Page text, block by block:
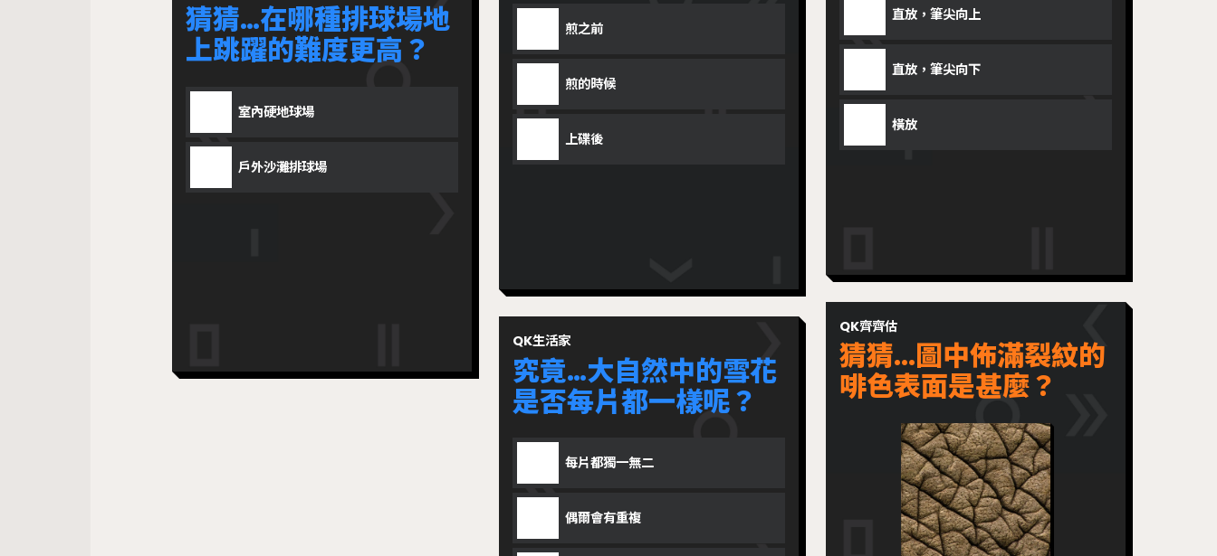
直放，筆尖向上
直放，筆尖向下
橫放
煎之前
煎的時候
上碟後
猜猜…在哪種排球場地
上跳躍的難度更高？
室內硬地球場
戶外沙灘排球場
QK齊齊估
猜猜...圖中佈滿裂紋的
啡色表面是甚麼？
QK生活家
究竟…大自然中的雪花
是否每片都一樣呢？
每片都獨一無二
偶爾會有重複